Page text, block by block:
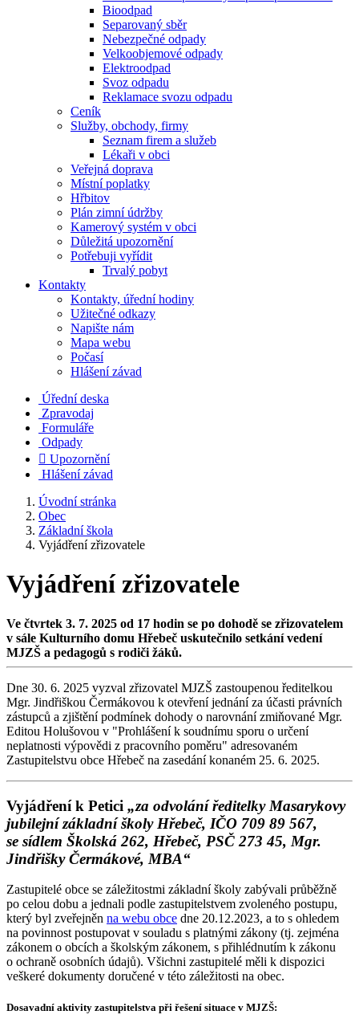
Bioodpad
Separovaný sběr
Nebezpečné odpady
Velkoobjemové odpady
Elektroodpad
Svoz odpadu
Reklamace svozu odpadu
Ceník
Služby, obchody, firmy
Seznam firem a služeb
Lékaři v obci
Veřejná doprava
Místní poplatky
Hřbitov
Plán zimní údržby
Kamerový systém v obci
Důležitá upozornění
Potřebuji vyřídit
Trvalý pobyt
Kontakty
Kontakty, úřední hodiny
Užitečné odkazy
Napište nám
Mapa webu
Počasí
Hlášení závad
Úřední deska
Zpravodaj
Formuláře
Odpady
 Upozornění
Hlášení závad
Úvodní stránka
Obec
Základní škola
Vyjádření zřizovatele
Vyjádření zřizovatele
Ve čtvrtek 3. 7. 2025 od 17 hodin se po dohodě se zřizovatelem
v sále Kulturního domu Hřebeč uskutečnilo setkání vedení
MJZŠ a pedagogů s rodiči žáků.
Dne 30. 6. 2025 vyzval zřizovatel MJZŠ zastoupenou ředitelkou
Mgr. Jindřiškou Čermákovou k otevření jednání za účasti právních
zástupců a zjištění podmínek dohody o narovnání zmiňované Mgr.
Editou Holušovou v "Prohlášení k soudnímu sporu o určení
neplatnosti výpovědi z pracovního poměru" adresovaném
Zastupitelstvu obce Hřebeč na zasedání konaném 25. 6. 2025.
Vyjádření k Petici „za odvolání ředitelky Masarykovy
jubilejní základní školy Hřebeč, IČO 709 89 567,
se sídlem Školská 262, Hřebeč, PSČ 273 45, Mgr.
Jindřišky Čermákové, MBA“
Zastupitelé obce se záležitostmi základní školy zabývali průběžně
po celou dobu a jednali podle zastupitelstvem zvoleného postupu,
který byl zveřejněn na webu obce dne 20.12.2023, a to s ohledem
na povinnost postupovat v souladu s platnými zákony (tj. zejména
zákonem o obcích a školským zákonem, s přihlédnutím k zákonu
o ochraně osobních údajů). Všichni zastupitelé měli k dispozici
veškeré dokumenty doručené v této záležitosti na obec.
Dosavadní aktivity zastupitelstva při řešení situace v MJZŠ: